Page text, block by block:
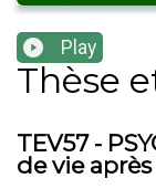
Play
Thèse
TEV57 -
de vie